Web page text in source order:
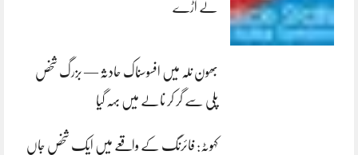
لے اڑے
بھون نلہ میں افسوسناک حادثہ — بزرگ شخص
پلی سے گر کر نالے میں بہہ گیا
کہوٹہ: فائرنگ کے واقعے میں ایک شخص جاں